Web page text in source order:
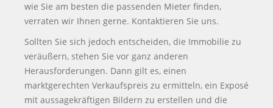
wie Sie am besten die passenden Mieter finden,
verraten wir Ihnen gerne. Kontaktieren Sie uns.
Sollten Sie sich jedoch entscheiden, die Immobilie zu
veräußern, stehen Sie vor ganz anderen
Herausforderungen. Dann gilt es, einen
marktgerechten Verkaufspreis zu ermitteln, ein Exposé
mit aussagekräftigen Bildern zu erstellen und die